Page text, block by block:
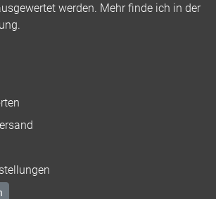
werden. Mehr finde ich in der
.